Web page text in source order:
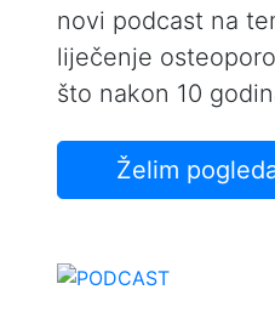
novi podcast na
liječenje
što nakon 10
Želim